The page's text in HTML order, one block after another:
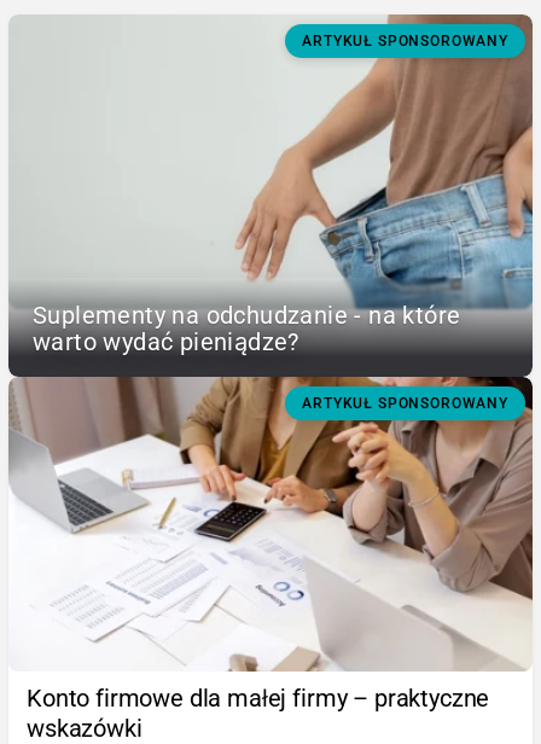
ARTYKUŁ SPONSOROWANY
Suplementy na odchudzanie - na które
warto wydać pieniądze?
ARTYKUŁ SPONSOROWANY
Konto firmowe dla małej firmy – praktyczne
wskazówki